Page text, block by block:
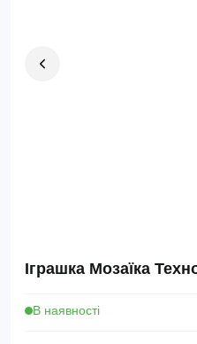
Іграшка Мозаїка
В наявності